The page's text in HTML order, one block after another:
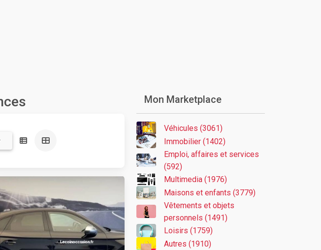
Mon Marketplace
Véhicules (3061)
Immobilier (1402)
Emploi, affaires et services
(592)
Multimedia (1976)
Maisons et enfants (3779)
Vêtements et objets
personnels (1491)
Loisirs (1759)
Autres (1910)